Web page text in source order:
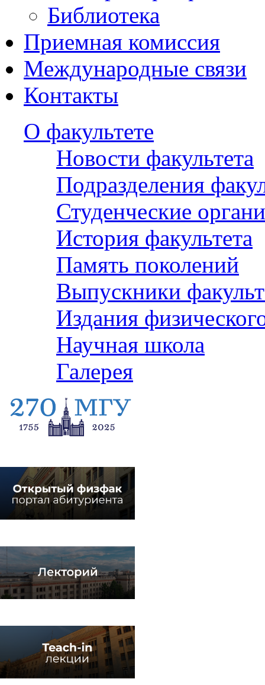
Библиотека
Приемная комиссия
Международные связи
Контакты
О факультете
Новости факультета
Подразделения
Студенческие
История факультета
Память поколений
Выпускники
Издания
Научная школа
Галерея